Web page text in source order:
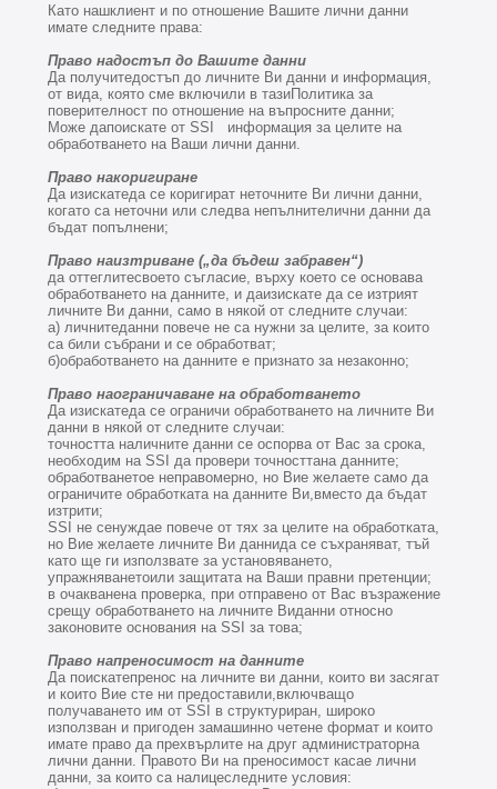
Като нашклиент и по отношение Вашите лични данни
имате следните права:
Право надостъп до Вашите данни
Да получитедостъп до личните Ви данни и информация,
от вида, която сме включили в тазиПолитика за
поверителност по отношение на въпросните данни;
Може дапоискате от SSI информация за целите на
обработването на Ваши лични данни.
Право накоригиране
Да изискатеда се коригират неточните Ви лични данни,
когато са неточни или следва непълнителични данни да
бъдат попълнени;
Право наизтриване („да бъдеш забравен“)
да оттеглитесвоето съгласие, върху което се основава
обработването на данните, и даизискате да се изтрият
личните Ви данни, само в някой от следните случаи:
а) личнитеданни повече не са нужни за целите, за които
са били събрани и се обработват;
б)обработването на данните е признато за незаконно;
Право наограничаване на обработването
Да изискатеда се ограничи обработването на личните Ви
данни в някой от следните случаи:
точността наличните данни се оспорва от Вас за срока,
необходим на SSI да провери точносттана данните;
обработванетое неправомерно, но Вие желаете само да
ограничите обработката на данните Ви,вместо да бъдат
изтрити;
SSI не сенуждае повече от тях за целите на обработката,
но Вие желаете личните Ви даннида се съхраняват, тъй
като ще ги използвате за установяването,
упражняванетоили защитата на Ваши правни претенции;
в очакванена проверка, при отправено от Вас възражение
срещу обработването на личните Виданни относно
законовите основания на SSI за това;
Право напреносимост на данните
Да поискатепренос на личните ви данни, които ви засягат
и които Вие сте ни предоставили,включващо
получаването им от SSI в структуриран, широко
използван и пригоден замашинно четене формат и които
имате право да прехвърлите на друг администраторна
лични данни. Правото Ви на преносимост касае лични
данни, за които са налицеследните условия: